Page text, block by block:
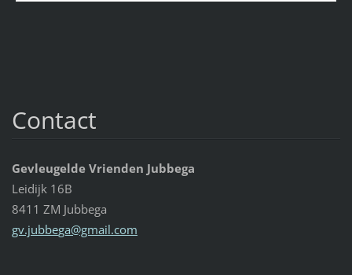
Contact
Gevleugelde Vrienden Jubbega
Leidijk 16B
8411 ZM Jubbega
gv.jubbega@gmail.com